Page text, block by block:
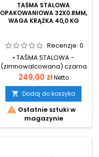
TAŚMA STALOWA
OPAKOWANIOWA 32X0.8MM,
WAGA KRĄŻKA 40,0 KG
Recenzje: 0
• TAŚMA STALOWA -
(zimnowalcowana) czarna
• Opakowaniowa gatunek
St2SX • Szerokość od 16 do
32 mm • Przeznaczona do
pakowania ciężkich
wyrobów ceramicznych,
budowlanych, odlewów •
Istnieje możliwość
Cena
249,00 zł Netto
 Dodaj do koszyka
 Ostatnie sztuki w
magazynie